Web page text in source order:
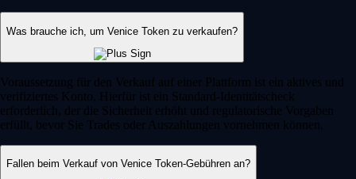
Was brauche ich, um Venice Token zu verkaufen?
Voraussetzung für den Verkauf auf einer Plattform ist ein aktives und
verifiziertes Konto. Hierfür ist ein Standard-Identitätscheck
erforderlich, der die Sicherheit erhöht und regulatorische Vorgaben
erfüllt, bevor Sie Trades oder Auszahlungen vornehmen können.
Fallen beim Verkauf von Venice Token-Gebühren an?